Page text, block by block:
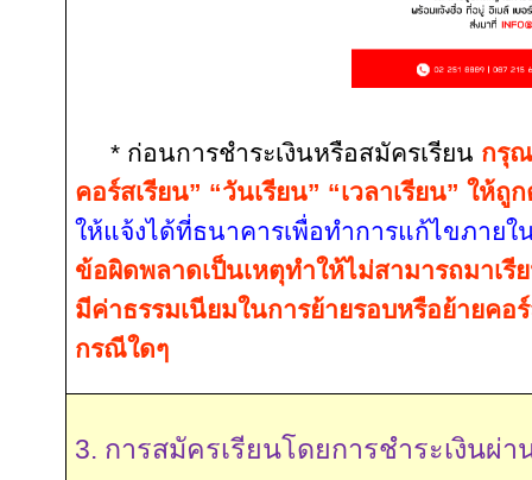
* ก่อนการชำระเงินหรือสมัครเรียน กรุ
คอร์สเรียน” “วันเรียน” “เวลาเรียน” ให้ถู
ให้แจ้งได้ที่ธนาคารเพื่อทำการแก้ไขภายใ
ข้อผิดพลาดเป็นเหตุทำให้ไม่สามารถมาเรี
มีค่าธรรมเนียมในการย้ายรอบหรือย้ายคอ
กรณีใดๆ
3. การสมัครเรียนโดยการชำระเงินผ่